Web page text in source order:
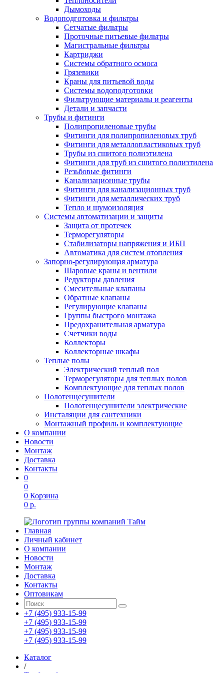
Дымоходы
Водоподготовка и фильтры
Сетчатые фильтры
Проточные питьевые фильтры
Магистральные фильтры
Картриджи
Системы обратного осмоса
Грязевики
Краны для питьевой воды
Системы водоподготовки
Фильтрующие материалы и реагенты
Детали и запчасти
Трубы и фитинги
Полипропиленовые трубы
Фитинги для полипропиленовых труб
Фитинги для металлопластиковых труб
Трубы из сшитого полиэтилена
Фитинги для труб из сшитого полиэтилена
Резьбовые фитинги
Канализационные трубы
Фитинги для канализационных труб
Фитинги для металлических труб
Тепло и шумоизоляция
Системы автоматизации и защиты
Защита от протечек
Терморегуляторы
Стабилизаторы напряжения и ИБП
Автоматика для систем отопления
Запорно-регулирующая арматура
Шаровые краны и вентили
Редукторы давления
Смесительные клапаны
Обратные клапаны
Регулирующие клапаны
Группы быстрого монтажа
Предохранительная арматура
Счетчики воды
Коллекторы
Коллекторные шкафы
Теплые полы
Электрический теплый пол
Терморегуляторы для теплых полов
Комплектующие для теплых полов
Полотенцесушители
Полотенцесушители электрические
Инсталяции для сантехники
Монтажный профиль и комплектующие
О компании
Новости
Монтаж
Доставка
Контакты
0
0
0 Корзина
0 р.
Главная
Личный кабинет
О компании
Новости
Монтаж
Доставка
Контакты
Оптовикам
+7 (495) 933-15-99
+7 (495) 933-15-99
+7 (495) 933-15-99
+7 (495) 933-15-99
Каталог
/